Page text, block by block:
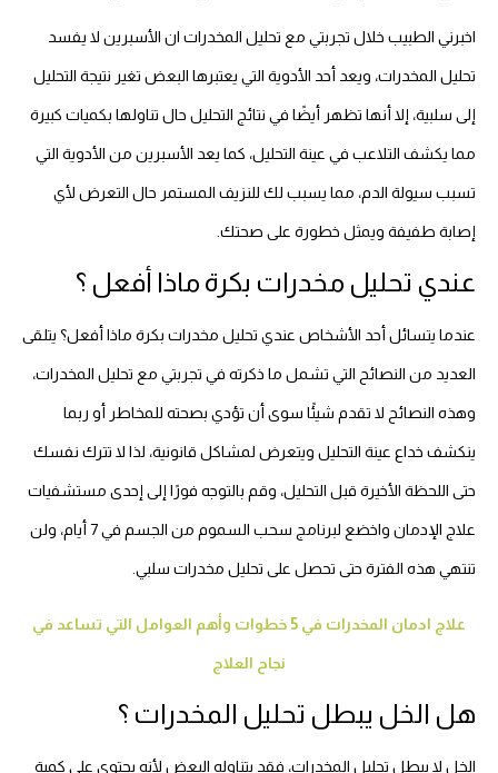
اخبرني الطبيب خلال تجربتي مع تحليل المخدرات ان الأسبرين لا يفسد
تحليل المخدرات، ويعد أحد الأدوية التي يعتبرها البعض تغير نتيجة التحليل
إلى سلبية، إلا أنها تظهر أيضًا في نتائج التحليل حال تناولها بكميات كبيرة
مما يكشف التلاعب في عينة التحليل، كما يعد الأسبرين من الأدوية التي
تسبب سيولة الدم، مما يسبب لك للنزيف المستمر حال التعرض لأي
إصابة طفيفة ويمثل خطورة على صحتك.
عندي تحليل مخدرات بكرة ماذا أفعل ؟
عندما يتسائل أحد الأشخاص عندي تحليل مخدرات بكرة ماذا أفعل؟ يتلقى
العديد من النصائح التي تشمل ما ذكرته في تجربتي مع تحليل المخدرات،
وهذه النصائح لا تقدم شيئًا سوى أن تؤدي بصحته للمخاطر أو ربما
ينكشف خداع عينة التحليل ويتعرض لمشاكل قانونية، لذا لا تترك نفسك
حتى اللحظة الأخيرة قبل التحليل، وقم بالتوجه فورًا إلى إحدى مستشفيات
علاج الإدمان واخضع لبرنامج سحب السموم من الجسم في 7 أيام، ولن
تنتهي هذه الفترة حتى تحصل على تحليل مخدرات سلبي.
علاج ادمان المخدرات في 5 خطوات وأهم العوامل التي تساعد في
نجاح العلاج
هل الخل يبطل تحليل المخدرات ؟
الخل لا يبطل تحليل المخدرات، فقد يتناوله البعض لأنه يحتوي على كمية